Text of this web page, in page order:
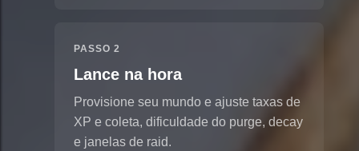
PASSO 2
Lance na hora
Provisione seu mundo e ajuste taxas de
XP e coleta, dificuldade do purge, decay
e janelas de raid.